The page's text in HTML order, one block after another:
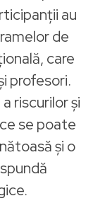
au
de
care
profesori.
riscurilor și
se poate
și o